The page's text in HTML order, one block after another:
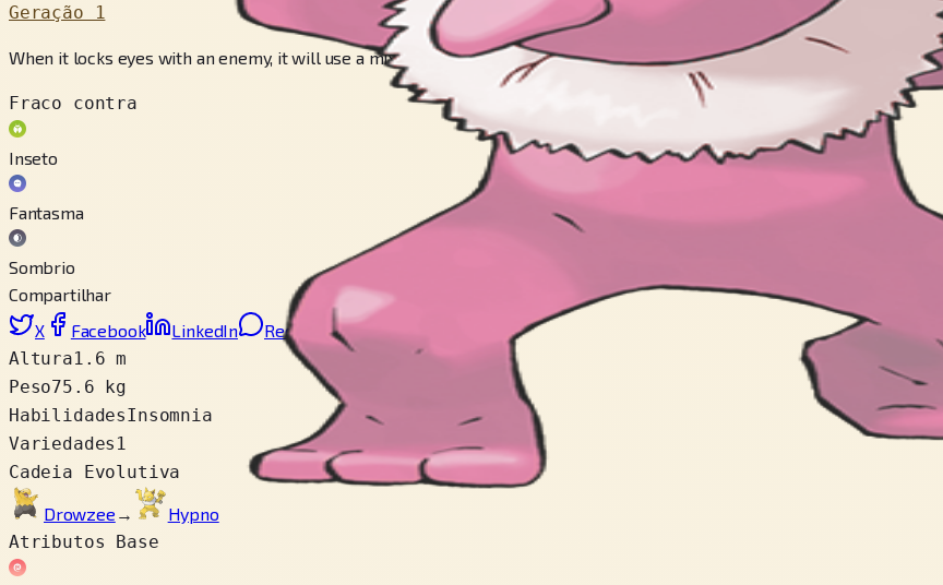
Geração 1
When it locks eyes with an enemy, it will use a mix of PSI moves such as HYPNOSIS and CONFUSION.
Fraco contra
Inseto
Fantasma
Sombrio
Compartilhar
X
Facebook LinkedIn Reddit
Altura1.6 m
Peso75.6 kg
HabilidadesInsomnia
Variedades 1
Cadeia Evolutiva
Drowzee →
Hypno
Atributos Base